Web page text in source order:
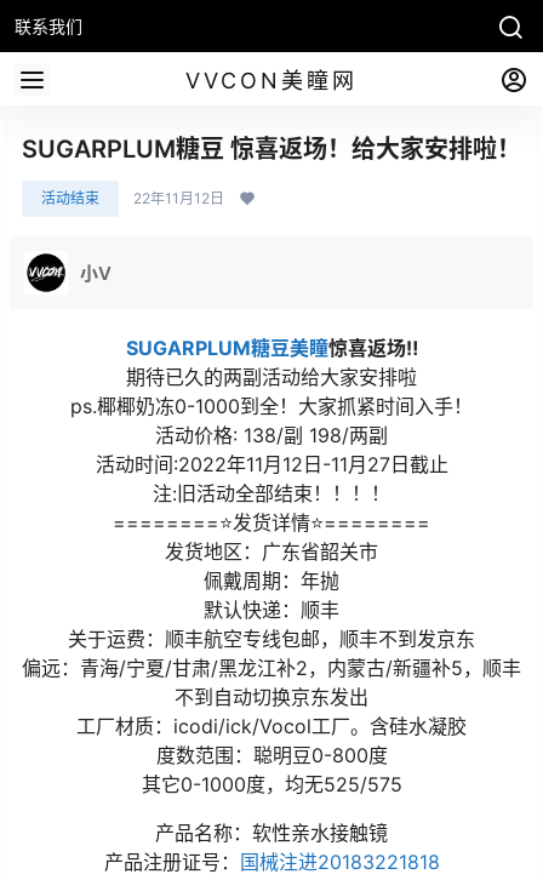
联系我们
VVCON美瞳网
SUGARPLUM糖豆 惊喜返场！给大家安排啦！
活动结束 22年11月12日
小V
SUGARPLUM糖豆美瞳惊喜返场‼
期待已久的两副活动给大家安排啦
ps.椰椰奶冻0-1000到全！大家抓紧时间入手！
活动价格: 138/副 198/两副
活动时间:2022年11月12日-11月27日截止
注:旧活动全部结束！！！！
========⭐发货详情⭐========
发货地区：广东省韶关市
佩戴周期：年抛
默认快递：顺丰
关于运费：顺丰航空专线包邮，顺丰不到发京东
偏远：青海/宁夏/甘肃/黑龙江补2，内蒙古/新疆补5，顺丰
不到自动切换京东发出
工厂材质：icodi/ick/Vocol工厂。含硅水凝胶
度数范围：聪明豆0-800度
其它0-1000度，均无525/575
产品名称：软性亲水接触镜
产品注册证号：
国械注进20183221818